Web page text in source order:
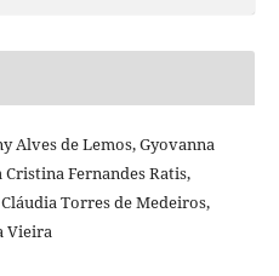
Alves de Lemos, Gyovanna
Fernandes Ratis,
Torres de Medeiros,
Vieira